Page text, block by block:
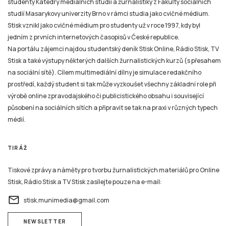
studenty Katedry mediálních studií a žurnalistiky z Fakulty sociálních
studií Masarykovy univerzity Brno v rámci studia jako cvičné médium.
Stisk vznikl jako cvičné médium pro studenty už v roce 1997, kdy byl
jedním z prvních internetových časopisů v České republice.
Na portálu zájemci najdou studentský deník Stisk Online, Rádio Stisk, TV
Stisk a také výstupy některých dalších žurnalistických kurzů (s přesahem
na sociální sítě). Cílem multimediální dílny je simulace redakčního
prostředí, každý student si tak může vyzkoušet všechny základní role při
výrobě online zpravodajského či publicistického obsahu i související
působení na sociálních sítích a připravit se tak na praxi v různých typech
médií.
TIRÁŽ
Tiskové zprávy a náměty pro tvorbu žurnalistických materiálů pro Online
Stisk, Rádio Stisk a TV Stisk zasílejte pouze na e-mail:
email stisk.munimedia@gmail.com
NEWSLETTER